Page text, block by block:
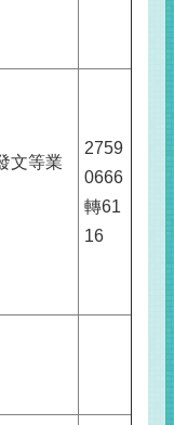
文等業
2759
0666
轉61
16